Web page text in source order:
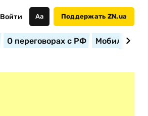
Войти Аа Поддержать ZN.ua
О переговорах с РФ